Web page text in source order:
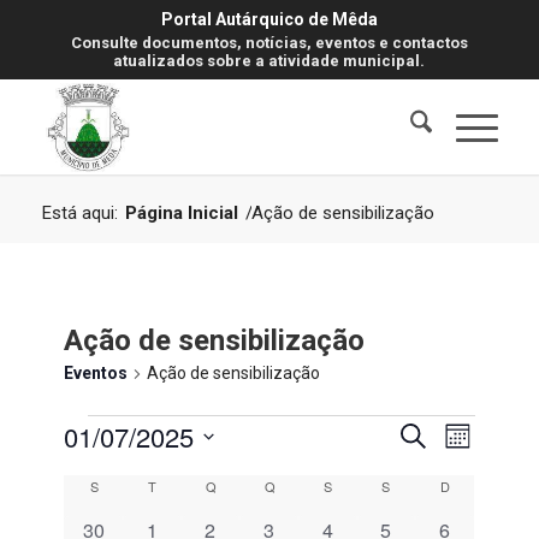
Portal Autárquico de Mêda
Consulte documentos, notícias, eventos e contactos
atualizados sobre a atividade municipal.
Está aqui: Página Inicial /Ação de sensibilização
Ação de sensibilização
Eventos Ação de sensibilização
Eventos Pesquisar
de
Mês
01/07/2025
data.
Calendário
de
SSegunda-feira
TTerça-feira
Q Quarta-feira
Q Quinta-feira
SSexta-feira
S D
0
30
0
1
0
2
0
3
0
4
0
5
0
6